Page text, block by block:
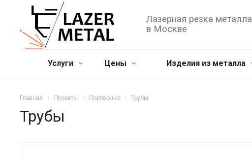
Лазерная резка металла
в Москве
Услуги Цены Изделия из металла
Главная Проекты Портфолио Трубы
Трубы